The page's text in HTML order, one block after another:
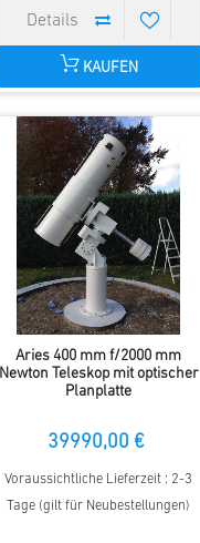
KAUFEN
Aries 400 mm f/2000 mm
Newton Teleskop mit optischer
Planplatte
39990,00 €
Voraussichtliche Lieferzeit : 2-3
Tage (gilt für Neubestellungen)